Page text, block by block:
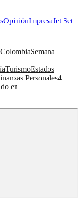
OpiniónImpresaJet Set
Semana
TurismoEstados
Personales4
en